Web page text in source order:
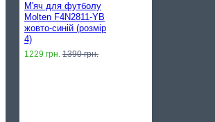
М'яч для футболу
Molten F4N2811-YB
жовто-синій (розмір
4)
1229 грн. 1390 грн.